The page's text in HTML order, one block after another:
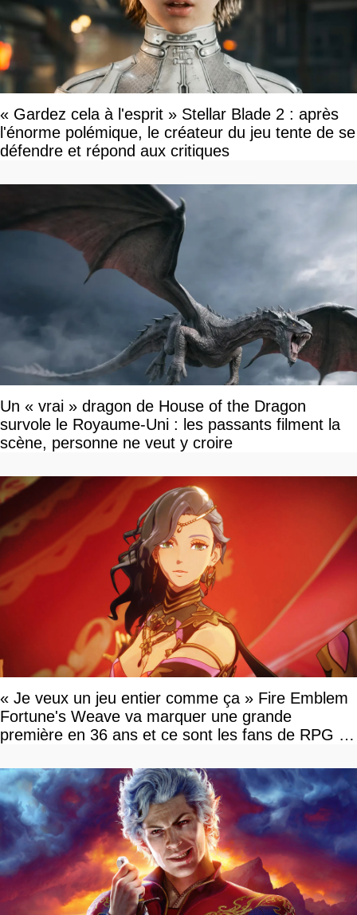
« Gardez cela à l'esprit » Stellar Blade 2 : après
l'énorme polémique, le créateur du jeu tente de se
défendre et répond aux critiques
Un « vrai » dragon de House of the Dragon
survole le Royaume-Uni : les passants filment la
scène, personne ne veut y croire
« Je veux un jeu entier comme ça » Fire Emblem
Fortune's Weave va marquer une grande
première en 36 ans et ce sont les fans de RPG en